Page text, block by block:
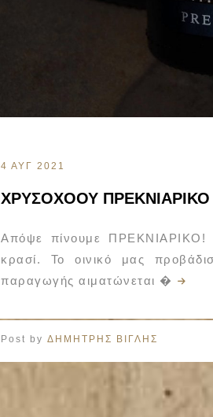
4 ΑΥΓ 2021
ΧΡΥΣΟΧΟΟΥ ΠΡΕΚΝΙΑΡΙΚΟ
Απόψε πίνουμε ΠΡΕΚΝΙΑΡΙΚΟ!
κρασί. Το οινικό μας
παραγωγής αιματώνεται �
Post by ΔΗΜΗΤΡΗΣ ΒΙΓΛΗΣ